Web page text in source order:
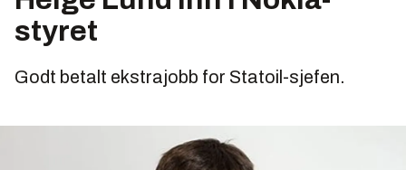
styret
Godt betalt ekstrajobb for Statoil-sjefen.